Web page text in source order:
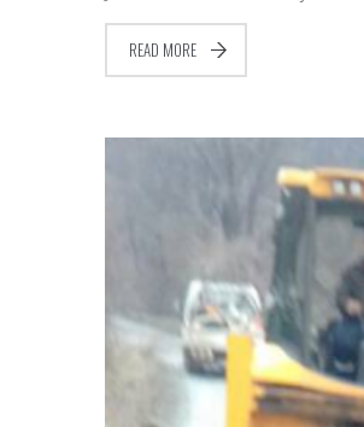
READ MORE